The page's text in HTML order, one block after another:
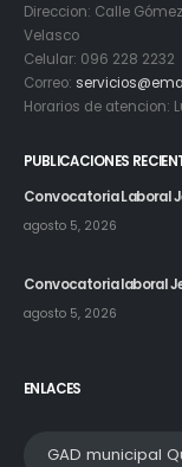
Direccion: Calle
Velasco
Celular: 096 228 2232
Correo:
Horarios de atencion:
PUBLICACIONES
Convocatoria Laboral
agosto 5, 2026
Convocatoria laboral
agosto 5, 2026
ENLACES
GAD municipal